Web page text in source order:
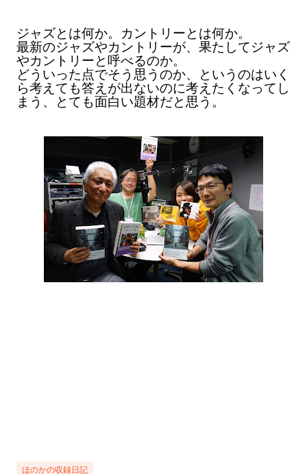
ジャズとは何か。カントリーとは何か。
最新のジャズやカントリーが、果たしてジャズ
やカントリーと呼べるのか。
どういった点でそう思うのか、というのはいく
ら考えても答えが出ないのに考えたくなってし
まう、とても面白い題材だと思う。
ほのかの収録日記